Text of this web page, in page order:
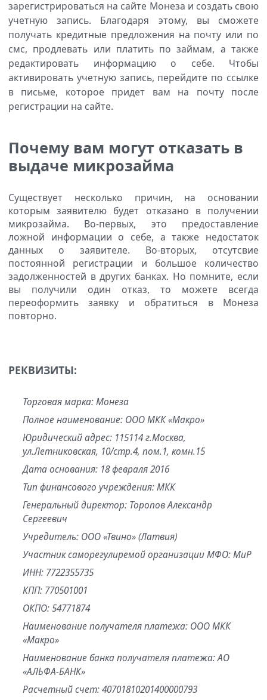
зарегистрироваться на сайте Монеза и создать свою
учетную запись. Благодаря этому, вы сможете
получать кредитные предложения на почту или по
смс, продлевать или платить по займам, а также
редактировать информацию о себе. Чтобы
активировать учетную запись, перейдите по ссылке
в письме, которое придет вам на почту после
регистрации на сайте.
Почему вам могут отказать в
выдаче микрозайма
Существует несколько причин, на основании
которым заявителю будет отказано в получении
микрозайма. Во-первых, это предоставление
ложной информации о себе, а также недостаток
данных о заявителе. Во-вторых, отсутсвие
постоянной регистрации и большое количество
задолженностей в других банках. Но помните, если
вы получили один отказ, то можете всегда
переоформить заявку и обратиться в Монеза
повторно.
РЕКВИЗИТЫ:
Торговая марка: Монеза
Полное наименование: ООО МКК «Макро»
Юридический адрес: 115114 г.Москва,
ул.Летниковская, 10/стр.4, пом.1, комн.15
Дата основания: 18 февраля 2016
Тип финансового учреждения: МКК
Генеральный директор: Торопов Александр
Сергеевич
Учредитель: ООО «Твино» (Латвия)
Участник саморегулиремой организации МФО: МиР
ИНН: 7722355735
КПП: 770501001
ОКПО: 54771874
Наименование получателя платежа: ООО МКК
«Макро»
Наименование банка получателя платежа: АО
«АЛЬФА-БАНК»
Расчетный счет: 40701810201400000793